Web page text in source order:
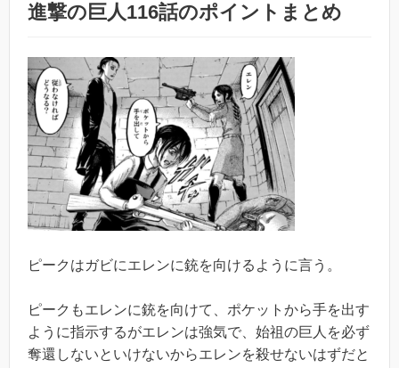
進撃の巨人116話のポイントまとめ
ピークはガビにエレンに銃を向けるように言う。
ピークもエレンに銃を向けて、ポケットから手を出す
ように指示するがエレンは強気で、始祖の巨人を必ず
奪還しないといけないからエレンを殺せないはずだと